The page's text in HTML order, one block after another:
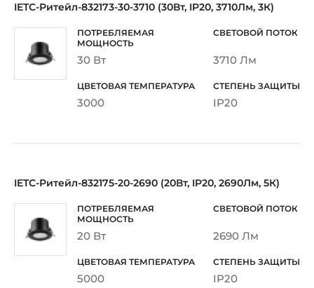
IETC-Ритейл-832173-30-3710 (30Вт, IP20, 3710Лм, 3К)
30 Вт 3710 Лм
3000 IP20
IETC-Ритейл-832175-20-2690 (20Вт, IP20, 2690Лм, 5К)
20 Вт 2690 Лм
5000 IP20